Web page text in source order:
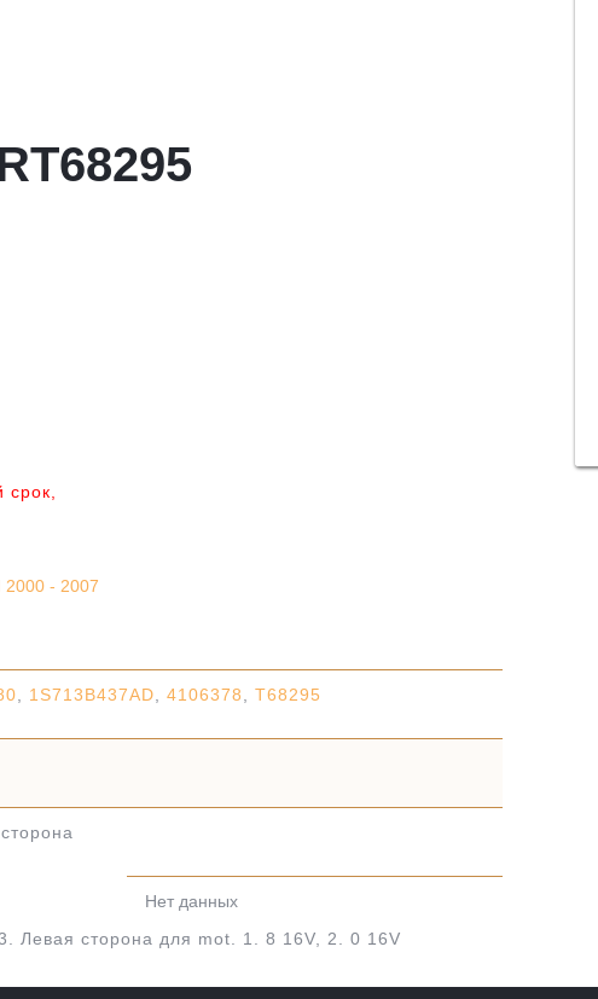
срок,
2000 - 2007
, 1S713B437AD, 4106378, T68295
Нет данных
Левая сторона для mot. 1. 8 16V, 2. 0 16V